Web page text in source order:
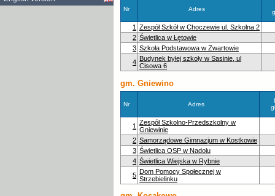
Nr Adres
1 Zespół Szkół w Choczewie ul. Szkolna 2
2 Świetlica w Łętowie
3 Szkoła Podstawowa w Zwartowie
4 Budynek byłej szkoły w Sasinie, ul
Cisowa 6
gm. Gniewino
Nr Adres
1 Zespół Szkolno-Przedszkolny w
Gniewinie
2 Samorządowe Gimnazjum w Kostkowie
3 Świetlica OSP w Nadolu
4 Świetlica Wiejska w Rybnie
5 Dom Pomocy Społecznej w
Strzebielinku